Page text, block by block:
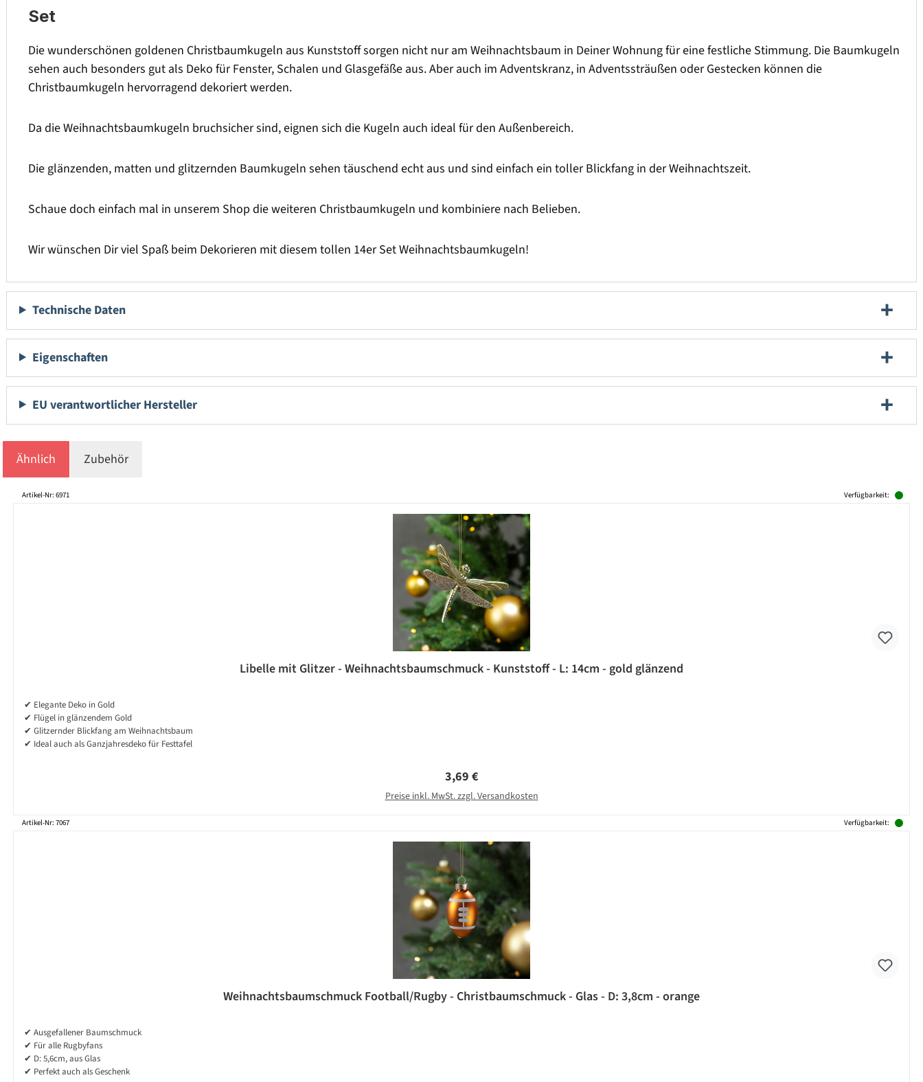
Set
Die wunderschönen goldenen Christbaumkugeln aus Kunststoff sorgen nicht nur am Weihnachtsbaum in Deiner Wohnung für eine festliche Stimmung. Die Baumkugeln
sehen auch besonders gut als Deko für Fenster, Schalen und Glasgefäße aus. Aber auch im Adventskranz, in Adventssträußen oder Gestecken können die
Christbaumkugeln hervorragend dekoriert werden.
Da die Weihnachtsbaumkugeln bruchsicher sind, eignen sich die Kugeln auch ideal für den Außenbereich.
Die glänzenden, matten und glitzernden Baumkugeln sehen täuschend echt aus und sind einfach ein toller Blickfang in der Weihnachtszeit.
Schaue doch einfach mal in unserem Shop die weiteren Christbaumkugeln und kombiniere nach Belieben.
Wir wünschen Dir viel Spaß beim Dekorieren mit diesem tollen 14er Set Weihnachtsbaumkugeln!
Technische Daten
Eigenschaften
EU verantwortlicher Hersteller
Ähnlich Zubehör
Produktgalerie überspringen
Artikel-Nr: 6971 Verfügbarkeit:
Libelle mit Glitzer - Weihnachtsbaumschmuck - Kunststoff - L: 14cm - gold glänzend
✔ Elegante Deko in Gold
✔ Flügel in glänzendem Gold
✔ Glitzernder Blickfang am Weihnachtsbaum
✔ Ideal auch als Ganzjahresdeko für Festtafel
Regulärer Preis:
3,69 €
Preise inkl. MwSt. zzgl. Versandkosten
Artikel-Nr: 7067 Verfügbarkeit:
Weihnachtsbaumschmuck Football/Rugby - Christbaumschmuck - Glas - D: 3,8cm - orange
✔ Ausgefallener Baumschmuck
✔ Für alle Rugbyfans
✔ D: 5,6cm, aus Glas
✔ Perfekt auch als Geschenk